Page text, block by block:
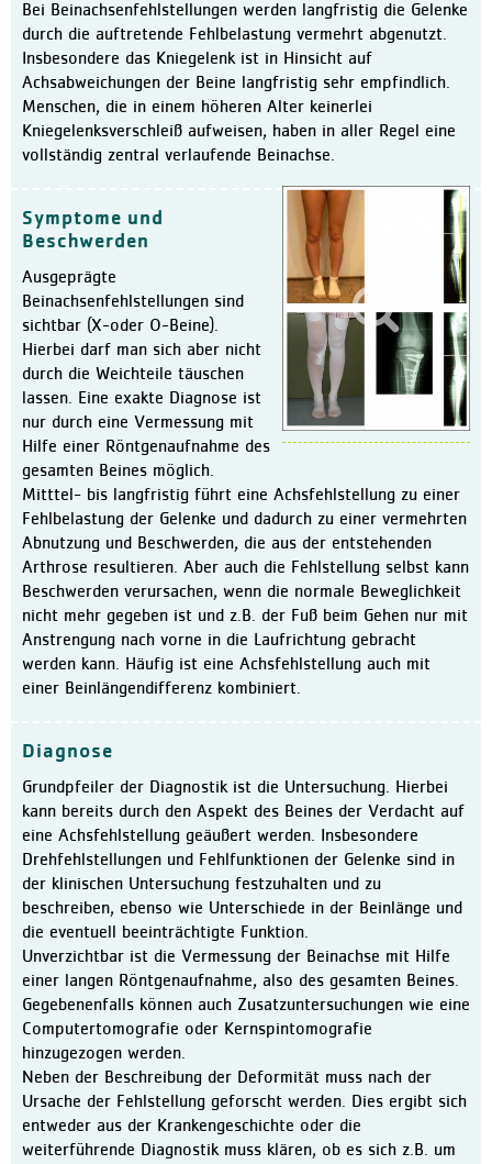
Bei Beinachsenfehlstellungen werden langfristig die Gelenke
durch die auftretende Fehlbelastung vermehrt abgenutzt.
Insbesondere das Kniegelenk ist in Hinsicht auf
Achsabweichungen der Beine langfristig sehr empfindlich.
Menschen, die in einem höheren Alter keinerlei
Kniegelenksverschleiß aufweisen, haben in aller Regel eine
vollständig zentral verlaufende Beinachse.
Symptome und
Beschwerden
Ausgeprägte
Beinachsenfehlstellungen sind
sichtbar (X-oder O-Beine).
Hierbei darf man sich aber nicht
durch die Weichteile täuschen
lassen. Eine exakte Diagnose ist
nur durch eine Vermessung mit
Hilfe einer Röntgenaufnahme des
gesamten Beines möglich.
Mitttel- bis langfristig führt eine Achsfehlstellung zu einer
Fehlbelastung der Gelenke und dadurch zu einer vermehrten
Abnutzung und Beschwerden, die aus der entstehenden
Arthrose resultieren. Aber auch die Fehlstellung selbst kann
Beschwerden verursachen, wenn die normale Beweglichkeit
nicht mehr gegeben ist und z.B. der Fuß beim Gehen nur mit
Anstrengung nach vorne in die Laufrichtung gebracht
werden kann. Häufig ist eine Achsfehlstellung auch mit
einer Beinlängendifferenz kombiniert.
Diagnose
Grundpfeiler der Diagnostik ist die Untersuchung. Hierbei
kann bereits durch den Aspekt des Beines der Verdacht auf
eine Achsfehlstellung geäußert werden. Insbesondere
Drehfehlstellungen und Fehlfunktionen der Gelenke sind in
der klinischen Untersuchung festzuhalten und zu
beschreiben, ebenso wie Unterschiede in der Beinlänge und
die eventuell beeinträchtigte Funktion.
Unverzichtbar ist die Vermessung der Beinachse mit Hilfe
einer langen Röntgenaufnahme, also des gesamten Beines.
Gegebenenfalls können auch Zusatzuntersuchungen wie eine
Computertomografie oder Kernspintomografie
hinzugezogen werden.
Neben der Beschreibung der Deformität muss nach der
Ursache der Fehlstellung geforscht werden. Dies ergibt sich
entweder aus der Krankengeschichte oder die
weiterführende Diagnostik muss klären, ob es sich z.B. um
Aufenthalt
Ablauf
Patienteninfo Leichte
Zimmer und Wahlleistungen
Verpflegung
Pflege und Betreuung
Entlassungsmanagement
Erholung
Lob und Kritik
Informationen für
Klinik
Klinikleitung
Daten und Fakten
Qualitätsmanagement
Zertifizierungen /
Hygiene
Bewegungszentrum activo
Kooperationen
Ausschreibungen und
Freie Stellen
Ausbildung in der Pflege
Kontakt
Ansprechpartner:innen
Kontaktformular
Facebook